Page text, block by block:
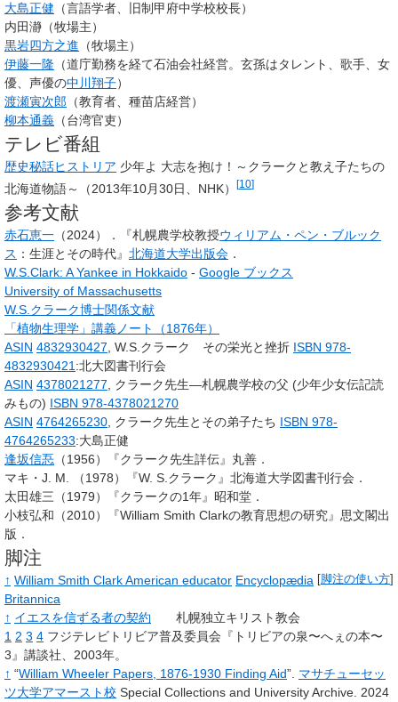
大島正健 （言語学者、旧制甲府中学校校長）
内田瀞（牧場主）
黒岩四方之進 （牧場主）
伊藤一隆 （道庁勤務を経て石油会社経営。玄孫はタレント、歌手、女
優、声優の中川翔子）
渡瀬寅次郎 （教育者、種苗店経営）
柳本通義 （台湾官吏）
テレビ番組
歴史秘話ヒストリア 少年よ 大志を抱け！～クラークと教え子たちの
北海道物語～（2013年10月30日、NHK）
[10]
参考文献
赤石恵一 （2024）．『札幌農学校教授ウィリアム・ペン・ブルック
ス ：生涯とその時代』 北海道大学出版会 ．
W.S.Clark: A Yankee in Hokkaido - Google ブックス
University of Massachusetts
W.S.クラーク博士関係文献
「植物生理学」講義ノート（1876年）
ASIN 4832930427 , W.S.クラーク その栄光と挫折 ISBN 978-
4832930421 :北大図書刊行会
ASIN 4378021277 , クラーク先生―札幌農学校の父 (少年少女伝記読
みもの) ISBN 978-4378021270
ASIN 4764265230 , クラーク先生とその弟子たち ISBN 978-
4764265233:大島正健
逢坂信忢 （1956）『クラーク先生詳伝』丸善．
マキ・J. M. （1978）『W. S.クラーク』北海道大学図書刊行会．
太田雄三（1979）『クラークの1年』昭和堂．
小枝弘和（2010）『William Smith Clarkの教育思想の研究』思文閣出
版．
脚注
[脚注の使い方]
↑ William Smith Clark American educator Encyclopædia
Britannica
↑ イエスを信ずる者の契約 札幌独立キリスト教会
1 2 3 4 フジテレビトリビア普及委員会『トリビアの泉〜へぇの本〜
3』講談社、2003年。
↑ “William Wheeler Papers, 1876-1930 Finding Aid”. マサチューセッ
ツ大学アマースト校 Special Collections and University Archive. 2024